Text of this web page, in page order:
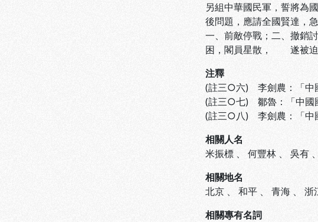
另組中華國民軍，誓將
後問題，應請全國賢達，
一、前敵停戰；二、撤銷
困，閣員星散， 遂被迫
注釋
(註三○六) 李劍農：「中
(註三○七) 鄒魯：「中國
(註三○八) 李劍農：「中
相關人名
米振標 、 何豐林 、 吳有 、
相關地名
北京 、 和平 、 青海 、 浙
相關專有名詞